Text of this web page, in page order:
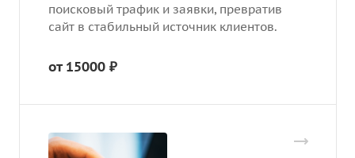
поисковый трафик и заявки, превратив
сайт в стабильный источник клиентов.
от 15000 ₽